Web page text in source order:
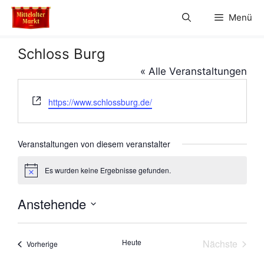
Zum
Inhalt
Menü
Schloss Burg
« Alle Veranstaltungen
W
e
b
s
https://www.schlossburg.de/
Veranstaltungen von diesem veranstalter
H
w
e
i
Es wurden keine Ergebnisse gefunden.
Anstehende
D
t
VorherigeVeranstaltungen Heute
Nächste